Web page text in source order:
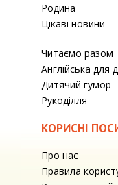
Родина
Цікаві новини
Читаємо разом
Англійська для
Дитячий гумор
Рукоділля
КОРИСНІ
Про нас
Правила